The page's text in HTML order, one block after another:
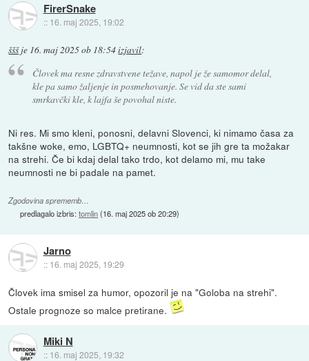
FirerSnake
:: 16. maj 2025, 19:02
šššje 16. maj 2025 ob 18:54izjavil:
Človek ma resne zdravstvene težave, napol je že samomor delal,
kle pa samo žaljenje in posmehovanje. Se vid da ste sami
smrkavčki kle, k lajfa še povohal niste.
Ni res. Mi smo kleni, ponosni, delavni Slovenci, ki nimamo časa za
takšne woke, emo, LGBTQ+ neumnosti, kot se jih gre ta možakar
na strehi. Če bi kdaj delal tako trdo, kot delamo mi, mu take
neumnosti ne bi padale na pamet.
Zgodovina sprememb…
predlagalo izbris:tomlin(16. maj 2025 ob 20:29)
Jarno
:: 16. maj 2025, 19:29
Človek ima smisel za humor, opozoril je na "Goloba na strehi".
Ostale prognoze so malce pretirane.
Miki N
:: 16. maj 2025, 19:32